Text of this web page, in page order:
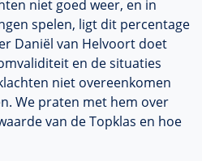
niet goed weer, en in
spelen, ligt dit percentage
Daniël van Helvoort doet
en de situaties
niet overeenkomen
We praten met hem over
van de Topklas en hoe